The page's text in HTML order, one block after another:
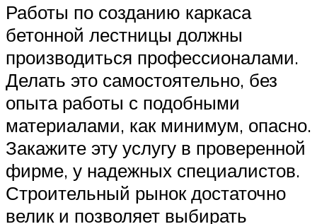
Работы по созданию каркаса
бетонной лестницы должны
производиться профессионалами.
Делать это самостоятельно, без
опыта работы с подобными
материалами, как минимум, опасно.
Закажите эту услугу в проверенной
фирме, у надежных специалистов.
Строительный рынок достаточно
велик и позволяет выбирать